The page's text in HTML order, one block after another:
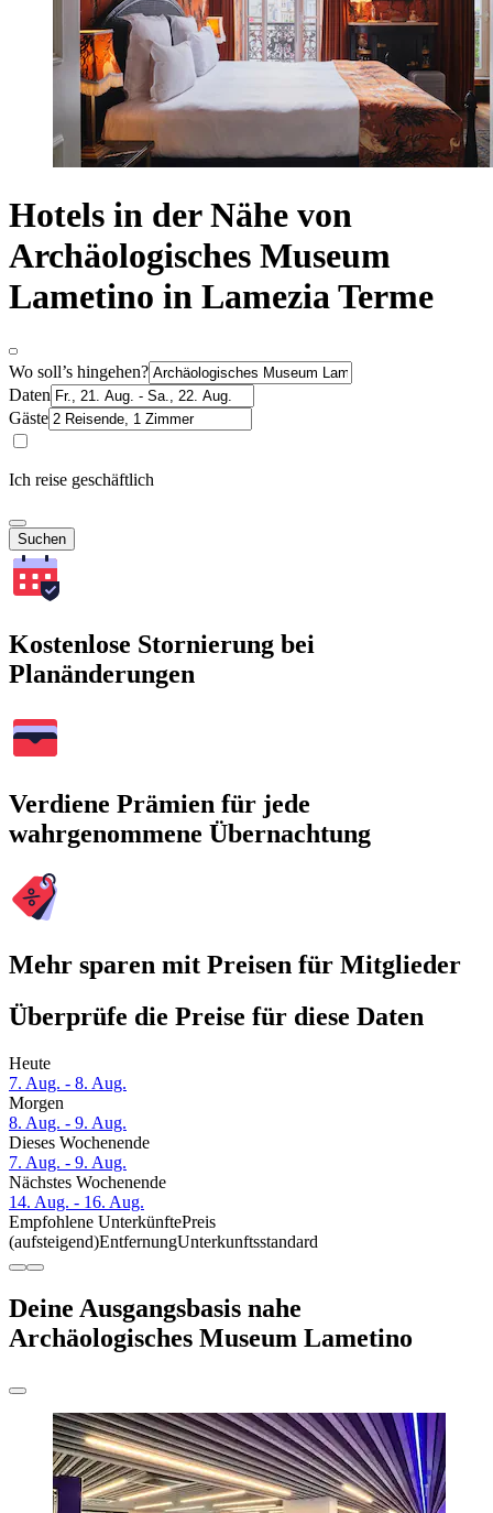
Hotels in der Nähe von
Archäologisches Museum
Lametino in Lamezia Terme
Wo soll’s hingehen?
Daten
Gäste
Ich reise geschäftlich
Suchen
Kostenlose Stornierung bei
Planänderungen
Verdiene Prämien für jede
wahrgenommene Übernachtung
Mehr sparen mit Preisen für Mitglieder
Überprüfe die Preise für diese Daten
Heute
7. Aug. - 8. Aug.
Morgen
8. Aug. - 9. Aug.
Dieses Wochenende
7. Aug. - 9. Aug.
Nächstes Wochenende
14. Aug. - 16. Aug.
Empfohlene UnterkünftePreis
(aufsteigend)EntfernungUnterkunftsstandard
Deine Ausgangsbasis nahe
Archäologisches Museum Lametino